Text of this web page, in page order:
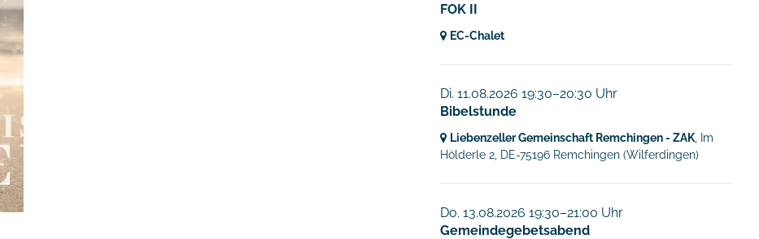
FOK II
EC-Chalet
Di. 11.08.2026 19:30–20:30 Uhr
Bibelstunde
Liebenzeller Gemeinschaft Remchingen - ZAK , Im
Hölderle 2, DE-75196 Remchingen (Wilferdingen)
Do. 13.08.2026 19:30–21:00 Uhr
Gemeindegebetsabend